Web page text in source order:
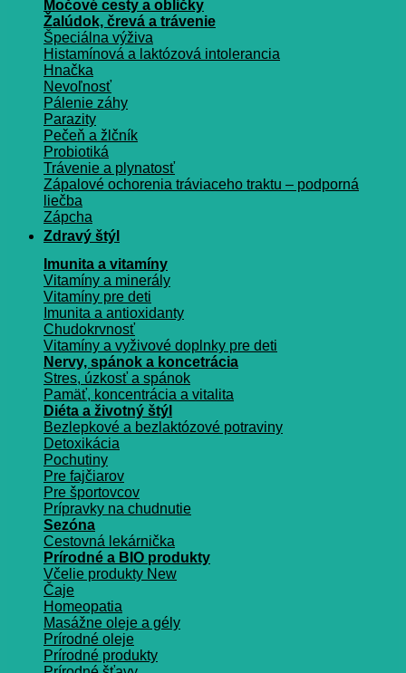
Močové cesty a obličky
Žalúdok, črevá a trávenie
Špeciálna výživa
Histamínová a laktózová intolerancia
Hnačka
Nevoľnosť
Pálenie záhy
Parazity
Pečeň a žlčník
Probiotiká
Trávenie a plynatosť
Zápalové ochorenia tráviaceho traktu – podporná
liečba
Zápcha
Zdravý štýl
Imunita a vitamíny
Vitamíny a minerály
Vitamíny pre deti
Imunita a antioxidanty
Chudokrvnosť
Vitamíny a vyživové doplnky pre deti
Nervy, spánok a koncetrácia
Stres, úzkosť a spánok
Pamäť, koncentrácia a vitalita
Diéta a životný štýl
Bezlepkové a bezlaktózové potraviny
Detoxikácia
Pochutiny
Pre fajčiarov
Pre športovcov
Prípravky na chudnutie
Sezóna
Cestovná lekárnička
Prírodné a BIO produkty
Včelie produkty
Čaje
Homeopatia
Masážne oleje a gély
Prírodné oleje
Prírodné produkty